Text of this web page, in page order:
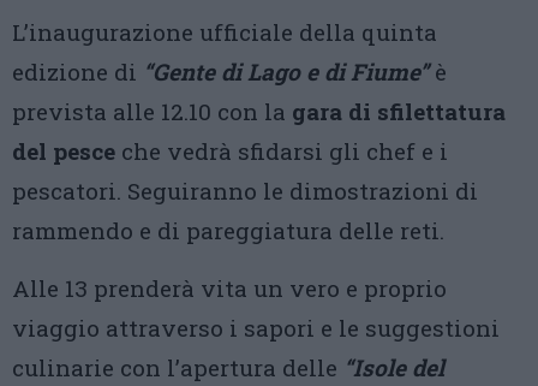
L’inaugurazione ufficiale della quinta
edizione di “Gente di Lago e di Fiume”è
prevista alle 12.10 con la gara di sfilettatura
del pesce che vedrà sfidarsi gli chef e i
pescatori. Seguiranno le dimostrazioni di
rammendo e di pareggiatura delle reti.
Alle 13 prenderà vita un vero e proprio
viaggio attraverso i sapori e le suggestioni
culinarie con l’apertura delle “Isole del